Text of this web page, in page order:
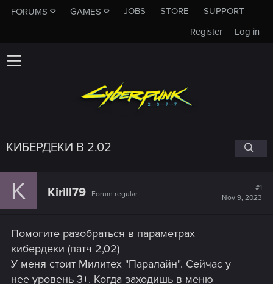
FORUMS GAMES JOBS STORE
SUPPORT
Log in
Register
КИБЕРДЕКИ В 2.02
K Kirill79 Forum regular
#1
Nov 9, 2023
Помогите разобраться в параметрах
кибердеки (патч 2,02)
У меня стоит Милитех "Паралайн". Сейчас у
нее уровень 3+. Когда заходишь в меню